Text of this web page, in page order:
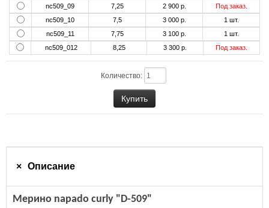
nc509_09
7,25 2 900 р.
Под заказ.
nc509_10
7,5 3 000 р. 1 шт.
nc509_11
7,75 3 100 р. 1 шт.
nc509_012
8,25 3 300 р. Под заказ.
Количество:
Описание
Мерино napado curly "D-509"